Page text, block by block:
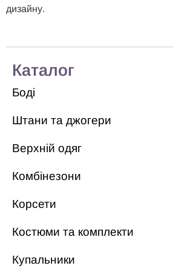
дизайну.
Каталог
Боді
Штани та джогери
Верхній одяг
Комбінезони
Корсети
Костюми та комплекти
Купальники